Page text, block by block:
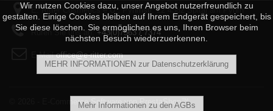
© 2026 - E-Commerce Software von PrestaShop™
E. Ritter Cosmetics e.U., Pyhrnstr. 22 4582 Spital am Pyhrn
Rufen Sie uns an:+43(0)7563 / 7374
E-Mailoffice@e-ritter.com
Wir nutzen Cookies dazu, unser Angebot nutzerfreundlich zu
gestalten. Einige Cookies bleiben auf Ihrem Endgerät gespeichert, bis
Sie diese löschen. Sie ermöglichen es uns, Ihren Browser beim
nächsten Besuch wiederzuerkennen.
MEHR INFORMATIONEN zur Datenschutzerklärung
Mehr Informationen zu den AGBs